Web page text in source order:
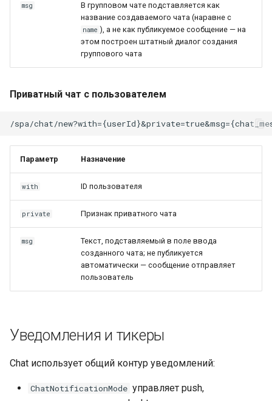
msg
В групповом чате подставляется как
название создаваемого чата (наравне с
name ), а не как публикуемое сообщение — на
этом построен штатный диалог создания
группового чата
Приватный чат с пользователем
Параметр Назначение
with ID пользователя
private Признак приватного чата
msg
Текст, подставляемый в поле ввода
созданного чата; не публикуется
автоматически — сообщение отправляет
пользователь
Уведомления и тикеры
Chat использует общий контур уведомлений:
ChatNotificationMode управляет push,